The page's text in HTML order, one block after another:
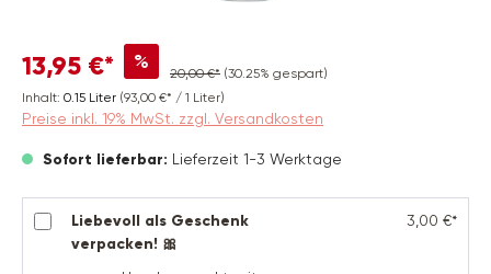
13,95 €* % 20,00 €* (30.25% gespart)
Inhalt: 0.15 Liter (93,00 €* / 1 Liter)
Preise inkl. 19% MwSt. zzgl. Versandkosten
Sofort lieferbar: Lieferzeit 1-3 Werktage
Liebevoll als Geschenk
verpacken! 🎀
3,00 €*